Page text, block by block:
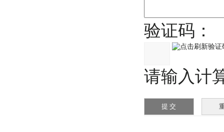
验证码：
请输入计算